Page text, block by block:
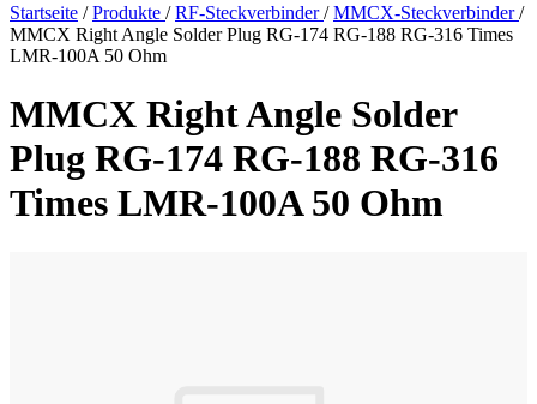
Startseite / Produkte / RF-Steckverbinder/ MMCX-Steckverbinder/
MMCX Right Angle Solder Plug RG-174 RG-188 RG-316 Times
LMR-100A 50 Ohm
MMCX Right Angle Solder
Plug RG-174 RG-188 RG-316
Times LMR-100A 50 Ohm